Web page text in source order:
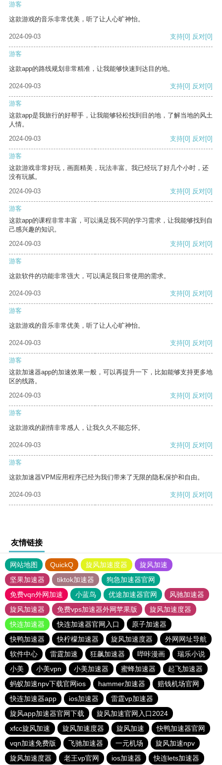
游客
这款游戏的音乐非常优美，听了让人心旷神怡。
2024-09-03 支持[0] 反对[0]
游客
这款app的路线规划非常精准，让我能够快速到达目的地。
2024-09-03 支持[0] 反对[0]
游客
这款app是我旅行的好帮手，让我能够轻松找到目的地，了解当地的风土
人情。
2024-09-03
支持[0] 反对[0]
游客
这款游戏非常好玩，画面精美，玩法丰富。我已经玩了好几个小时，还
没有玩腻。
2024-09-03
支持[0] 反对[0]
游客
这款app的课程非常丰富，可以满足我不同的学习需求，让我能够找到自
己感兴趣的知识。
2024-09-03
支持[0] 反对[0]
游客
这款软件的功能非常强大，可以满足我日常使用的需求。
2024-09-03 支持[0] 反对[0]
游客
这款游戏的音乐非常优美，听了让人心旷神怡。
2024-09-03 支持[0] 反对[0]
游客
这款加速器app的加速效果一般，可以再提升一下，比如能够支持更多地
区的线路。
2024-09-03
支持[0] 反对[0]
游客
这款游戏的剧情非常感人，让我久久不能忘怀。
2024-09-03 支持[0] 反对[0]
游客
这款加速器VPM应用程序已经为我们带来了无限的隐私保护和自由。
2024-09-03 支持[0] 反对[0]
友情链接
网站地图 QuickQ 旋风加速度器
旋风加速
坚果加速器
tiktok加速器
狗急加速器官网
免费vqn外网加速
小蓝鸟 优途加速器官网
风驰加速器
旋风加速器
免费vps加速器外网苹果版
旋风加速度器
快连加速器
快连加速器官网入口
原子加速器
快鸭加速器
快柠檬加速器 旋风加速度器
外网网址导航
软件中心
雷霆加速 狂飙加速器 哔咔漫画
瑞乐小说
小美
小美vpn 小美加速器 蜜蜂加速器
起飞加速器
蚂蚁加速npv下载官网ios
hammer加速器
赔钱机场官网
快连加速器app
ios加速器
雷霆vp加速器
旋风app加速器官网下载
旋风加速官网入口2024
xfcc旋风加速
旋风加速度器 旋风加速
快鸭加速器官网
vqn加速免费版
飞驰加速器 一元机场
旋风加速npv
旋风加速度器
老王vp官网 ios加速器 快连lets加速器